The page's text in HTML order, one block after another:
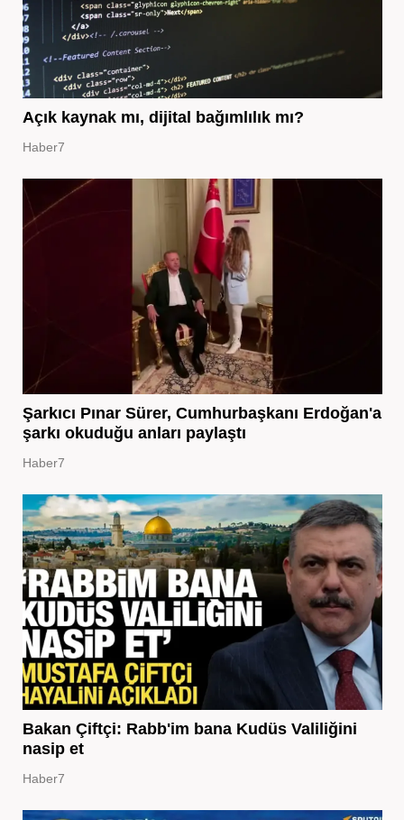
Açık kaynak mı, dijital bağımlılık mı?
Haber7
Şarkıcı Pınar Sürer, Cumhurbaşkanı Erdoğan'a
şarkı okuduğu anları paylaştı
Haber7
Bakan Çiftçi: Rabb'im bana Kudüs Valiliğini
nasip et
Haber7